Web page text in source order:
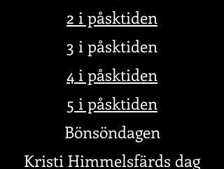
2 i påsktiden
3 i påsktiden
4 i påsktiden
5 i påsktiden
Bönsöndagen
Kristi Himmelsfärds dag